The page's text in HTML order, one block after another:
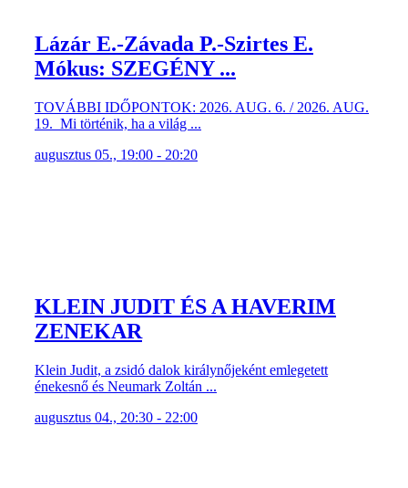
Lázár E.-Závada P.-Szirtes E.
Mókus: SZEGÉNY ...
TOVÁBBI IDŐPONTOK: 2026. AUG. 6. / 2026. AUG.
19. Mi történik, ha a világ ...
augusztus 05., 19:00 - 20:20
KLEIN JUDIT ÉS A HAVERIM
ZENEKAR
Klein Judit, a zsidó dalok királynőjeként emlegetett
énekesnő és Neumark Zoltán ...
augusztus 04., 20:30 - 22:00